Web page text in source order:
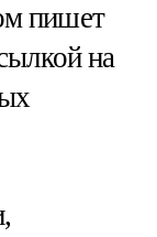
пишет
на